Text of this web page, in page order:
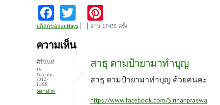
Fa
ce
b
k
w
itt
nt
es
t
บล็อกของ auttaya อ่าน 17430 ครั้ง
ความเห็น
ศิรินันท์
15
ธันวาคม,
2012 -
11:05
permalink
สาธุ ตามป้ายามาทำบุญ
สาธุ ตามป้ายามาทำบุญ ด้วยคนค่ะ
https://www.facebook.com/Sirinanpraewa